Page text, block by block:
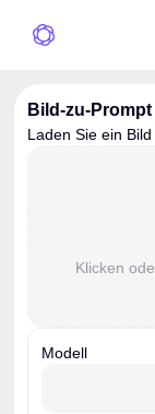
Bild-zu-Prompt
Laden Sie ein
Klicken
Modell